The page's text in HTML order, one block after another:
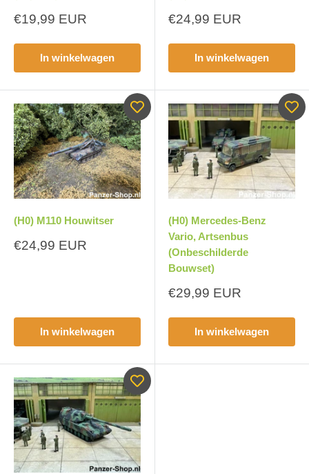
Aanbiedingsprijs
€19,99 EUR
In winkelwagen
Aanbiedingsprijs
€24,99 EUR
In winkelwagen
(H0) M110 Houwitser
Aanbiedingsprijs
€24,99 EUR
In winkelwagen
(H0) Mercedes-Benz
Vario, Artsenbus
(Onbeschilderde
Bouwset)
Aanbiedingsprijs
€29,99 EUR
In winkelwagen